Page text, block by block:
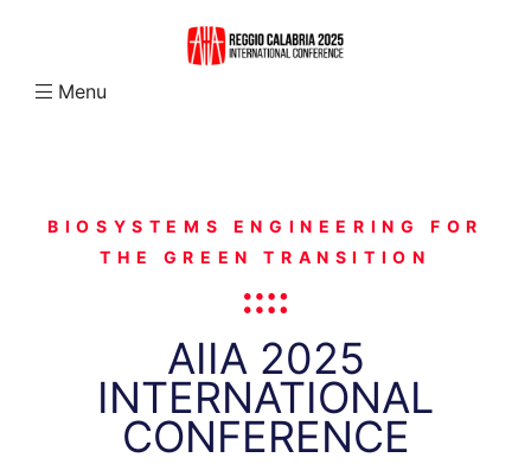
Menu
BIOSYSTEMS ENGINEERING FOR
THE GREEN TRANSITION
AIIA 2025
INTERNATIONAL
CONFERENCE